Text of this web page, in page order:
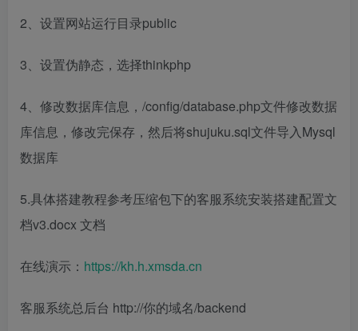
2、设置网站运行目录public
3、设置伪静态，选择thinkphp
4、修改数据库信息，/config/database.php文件修改数据
库信息，修改完保存，然后将shujuku.sql文件导入Mysql
数据库
5.具体搭建教程参考压缩包下的客服系统安装搭建配置文
档v3.docx 文档
在线演示： https://kh.h.xmsda.cn
客服系统总后台 http://你的域名/backend